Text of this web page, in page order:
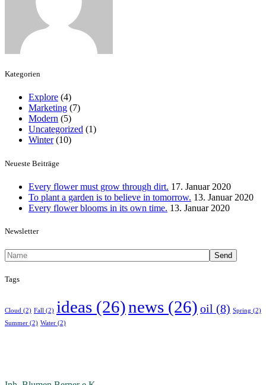
Kategorien
Explore (4)
Marketing (7)
Modern (5)
Uncategorized (1)
Winter(10)
Neueste Beiträge
Every flower must grow through dirt. 17. Januar 2020
To plant a garden is to believe in tomorrow. 13. Januar 2020
Every flower blooms in its own time. 13. Januar 2020
Newsletter
Send
Tags
Cloud (2) Fall (2) ideas (26)news (26) oil (8) Spring (2)
Summer (2) Water (2)